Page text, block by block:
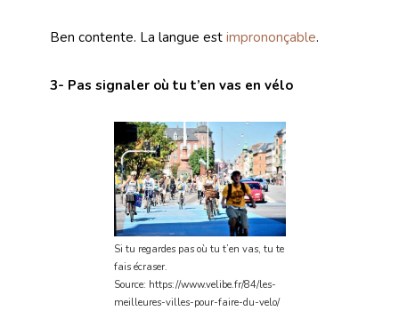
Ben contente. La langue est imprononçable.
3- Pas signaler où tu t’en vas en vélo
Si tu regardes pas où tu t’en vas, tu te
fais écraser.
Source: https://www.velibe.fr/84/les-
meilleures-villes-pour-faire-du-velo/